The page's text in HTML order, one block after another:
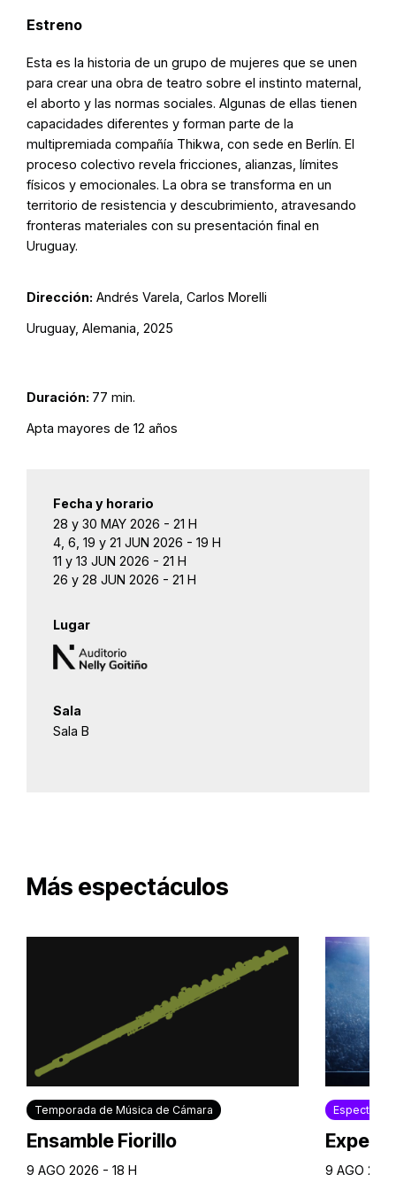
Estreno
Esta es la historia de un grupo de mujeres que se unen
para crear una obra de teatro sobre el instinto maternal,
el aborto y las normas sociales. Algunas de ellas tienen
capacidades diferentes y forman parte de la
multipremiada compañía Thikwa, con sede en Berlín. El
proceso colectivo revela fricciones, alianzas, límites
físicos y emocionales. La obra se transforma en un
territorio de resistencia y descubrimiento, atravesando
fronteras materiales con su presentación final en
Uruguay.
Dirección: Andrés Varela, Carlos Morelli
Uruguay, Alemania, 2025
Duración: 77 min.
Apta mayores de 12 años
Fecha y horario
28 y 30 MAY 2026 - 21 H
4, 6, 19 y 21 JUN 2026 - 19 H
11 y 13 JUN 2026 - 21 H
26 y 28 JUN 2026 - 21 H
Lugar
Sala
Sala B
Más espectáculos
Temporada de Música de Cámara
Ensamble Fiorillo
9 AGO 2026 - 18 H 9 AGO